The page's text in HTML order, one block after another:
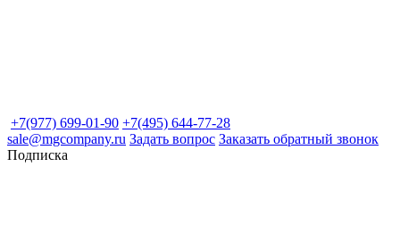
+7(977) 699-01-90 +7(495) 644-77-28
sale@mgcompany.ru Задать вопрос Заказать обратный звонок
Подписка